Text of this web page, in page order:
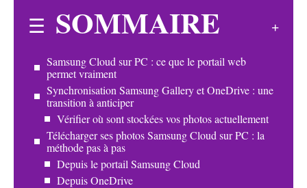
SOMMAIRE
Samsung Cloud sur PC : ce que le portail web
permet vraiment
Synchronisation Samsung Gallery et OneDrive : une
transition à anticiper
Vérifier où sont stockées vos photos actuellement
Télécharger ses photos Samsung Cloud sur PC : la
méthode pas à pas
Depuis le portail Samsung Cloud
Depuis OneDrive